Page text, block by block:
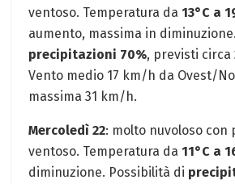
ventoso. Temperatura da 13°C a
aumento, massima in
precipitazioni 70%, previsti circa
Vento medio 17 km/h da Ovest/
massima 31 km/h.
Mercoledì 22: molto nuvoloso con
ventoso. Temperatura da 11°C a
diminuzione. Possibilità di